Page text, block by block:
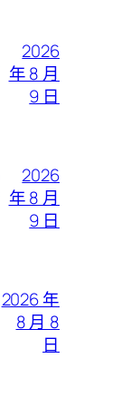
2026
年 8 月
9 日
2026
年 8 月
9 日
2026 年
8 月 8
日